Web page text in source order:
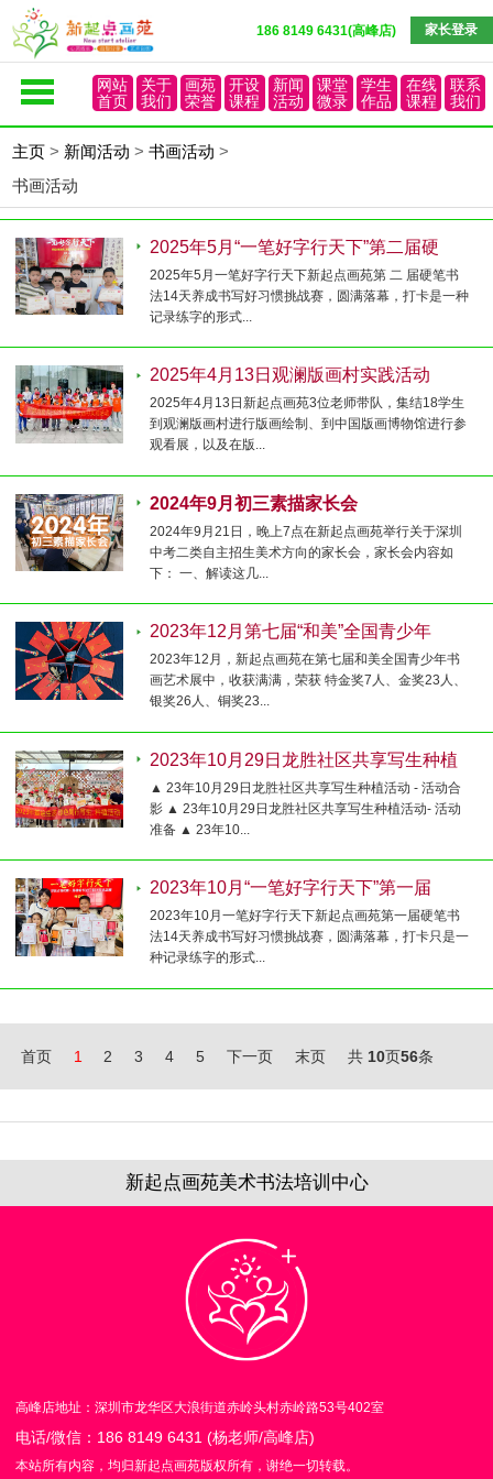
家长登录
186 8149 6431(高峰店)
网站
首页
关于
我们
画苑
荣誉
开设
课程
新闻
活动
课堂
微录
学生
作品
在线
课程
联系
我们
主页 > 新闻活动 >书画活动 >
书画活动
2025年5月“一笔好字行天下”第二届硬
2025年5月一笔好字行天下新起点画苑第 二 届硬笔书
法14天养成书写好习惯挑战赛，圆满落幕，打卡是一种
记录练字的形式...
2025年4月13日观澜版画村实践活动
2025年4月13日新起点画苑3位老师带队，集结18学生
到观澜版画村进行版画绘制、到中国版画博物馆进行参
观看展，以及在版...
2024年9月初三素描家长会
2024年9月21日，晚上7点在新起点画苑举行关于深圳
中考二类自主招生美术方向的家长会，家长会内容如
下： 一、解读这几...
2023年12月第七届“和美”全国青少年
2023年12月，新起点画苑在第七届和美全国青少年书
画艺术展中，收获满满，荣获 特金奖7人、金奖23人、
银奖26人、铜奖23...
2023年10月29日龙胜社区共享写生种植
▲ 23年10月29日龙胜社区共享写生种植活动 - 活动合
影 ▲ 23年10月29日龙胜社区共享写生种植活动- 活动
准备 ▲ 23年10...
2023年10月“一笔好字行天下”第一届
2023年10月一笔好字行天下新起点画苑第一届硬笔书
法14天养成书写好习惯挑战赛，圆满落幕，打卡只是一
种记录练字的形式...
首页 1 2 3 4 5 下一页 末页 共 10页56条
新起点画苑美术书法培训中心
高峰店地址：深圳市龙华区大浪街道赤岭头村赤岭路53号402室
电话/微信：186 8149 6431 (杨老师/高峰店)
本站所有内容，均归新起点画苑版权所有，谢绝一切转载。